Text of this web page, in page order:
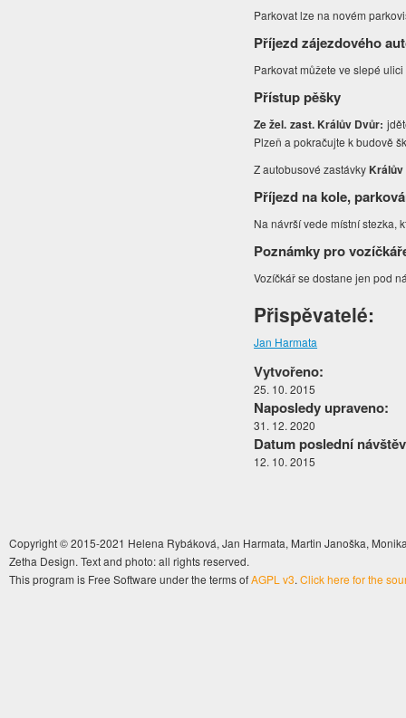
Parkovat lze na novém
Příjezd zájezdového
Parkovat můžete ve slepé
Přístup pěšky
Ze žel. zast. Králův Dvůr:
Plzeň a pokračujte k budově
Z autobusové zastávky Králův
Příjezd na kole,
Na návrší vede místní stezka,
Poznámky pro
Vozíčkář se dostane jen pod
Přispěvatelé:
Jan Harmata
Vytvořeno:
25. 10. 2015
Naposledy upraveno:
31. 12. 2020
Datum poslední
12. 10. 2015
Copyright © 2015-2021 Helena Rybáková, Jan Harmata, Martin Janoška,
Zetha Design. Text and photo: all rights reserved.
This program is Free Software under the terms ofAGPL v3. Click here for the